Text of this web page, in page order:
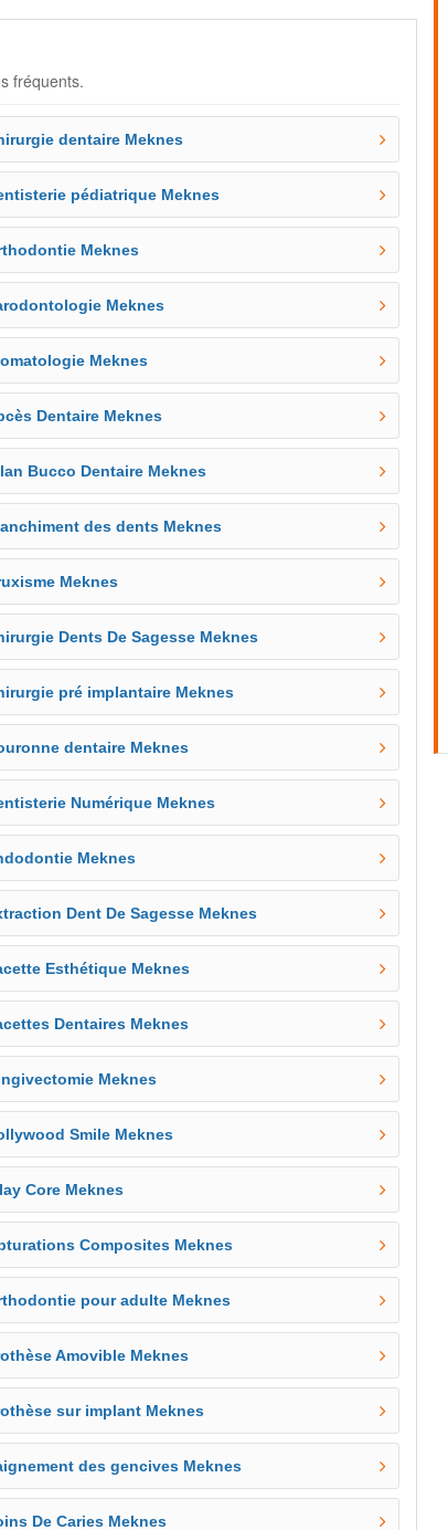
fréquents.
dentaire Meknes
pédiatrique Meknes
Meknes
Meknes
Meknes
Dentaire Meknes
Bucco Dentaire Meknes
des dents Meknes
Meknes
Dents De Sagesse Meknes
pré implantaire Meknes
dentaire Meknes
Numérique Meknes
Meknes
Dent De Sagesse Meknes
Esthétique Meknes
Dentaires Meknes
Meknes
Smile Meknes
Core Meknes
Composites Meknes
pour adulte Meknes
Amovible Meknes
sur implant Meknes
des gencives Meknes
De Caries Meknes